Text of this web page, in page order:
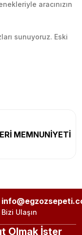
aracınızın
sunuyoruz. Eski
MEMNUNİYETİ
Bizi Ulaşın
Olmak İster